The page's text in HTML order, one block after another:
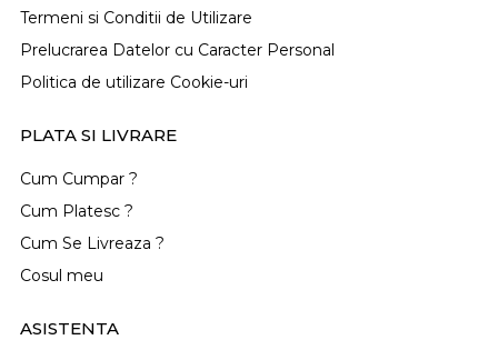
Termeni si Conditii de Utilizare
Prelucrarea Datelor cu Caracter Personal
Politica de utilizare Cookie-uri
PLATA SI LIVRARE
Cum Cumpar ?
Cum Platesc ?
Cum Se Livreaza ?
Cosul meu
ASISTENTA